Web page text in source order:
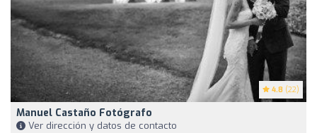
4.8 (22)
Manuel Castaño Fotógrafo
Ver dirección y datos de contacto